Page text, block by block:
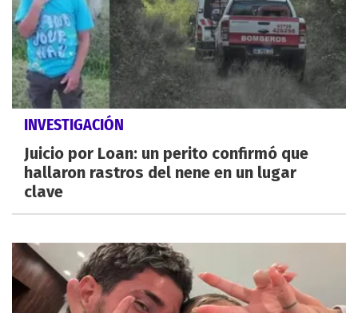
INVESTIGACIÓN
Juicio por Loan: un perito confirmó que
hallaron rastros del nene en un lugar
clave